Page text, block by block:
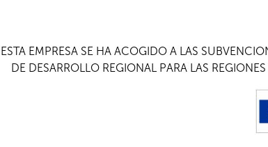
ESTA EMPRESA SE HA ACOGIDO A LAS
DE DESARROLLO REGIONAL PARA LAS